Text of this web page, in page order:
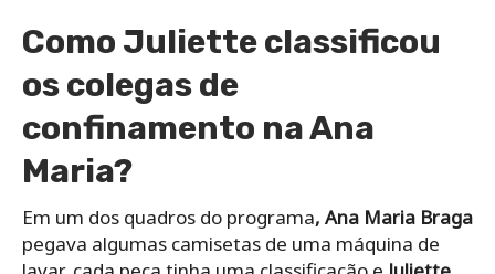
Como Juliette classificou
os colegas de
confinamento na Ana
Maria?
Em um dos quadros do programa, Ana Maria Braga
pegava algumas camisetas de uma máquina de